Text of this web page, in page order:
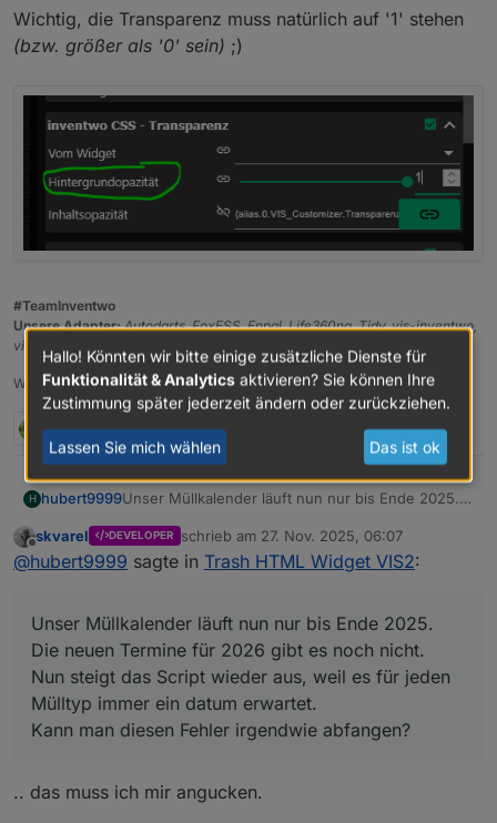
Wichtig, die Transparenz muss natürlich auf '1' stehen
(bzw. größer als '0' sein) ;)
#TeamInventwo
Unsere Adapter: Autodarts, FoxESS, Enpal, Life360ng, Tidy, vis-inventwo,
vis-2-widgets-inventwo, vis-icontwo, vis-2-widgets-icontwo
Wer uns mit einem Kaffee unterstützen möchte:PayPal
1 Antwort 0
H hubert9999Unser Müllkalender läuft nun nur bis Ende 2025.
Nun steigt das Script wieder aus, weil es für jeden
Mülltyp immer ein datum erwartet.
Offline
skvarel DEVELOPER schrieb am 27. Nov. 2025, 06:07
zuletzt editiert von
@hubert9999 sagte in Trash HTML Widget VIS2:
Unser Müllkalender läuft nun nur bis Ende 2025.
Die neuen Termine für 2026 gibt es noch nicht.
Nun steigt das Script wieder aus, weil es für jeden
Mülltyp immer ein datum erwartet.
Kann man diesen Fehler irgendwie abfangen?
.. das muss ich mir angucken.
Hallo! Könnten wir bitte einige zusätzliche Dienste für
Funktionalität & Analytics aktivieren? Sie können Ihre
Zustimmung später jederzeit ändern oder zurückziehen.
Lassen Sie mich wählen Das ist ok